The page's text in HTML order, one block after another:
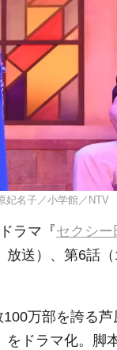
妃名子／小学館／NTV
ラマ『セクシー
送）、第6話
万部を誇る
ドラマ化。脚